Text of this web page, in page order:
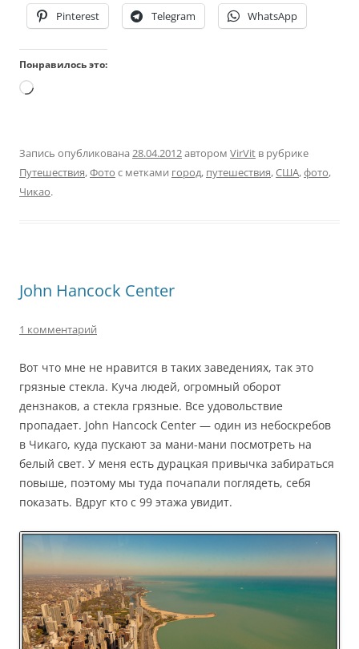
Pinterest Telegram WhatsApp
Понравилось это:
Загрузка…
Запись опубликована 28.04.2012автором VirVit в рубрике
Путешествия,Фото с метками город, путешествия,США,фото,
Чикао.
John Hancock Center
1 комментарий
Вот что мне не нравится в таких заведениях, так это
грязные стекла. Куча людей, огромный оборот
дензнаков, а стекла грязные. Все удовольствие
пропадает. John Hancock Center — один из небоскребов
в Чикаго, куда пускают за мани-мани посмотреть на
белый свет. У меня есть дурацкая привычка забираться
повыше, поэтому мы туда почапали поглядеть, себя
показать. Вдруг кто с 99 этажа увидит.